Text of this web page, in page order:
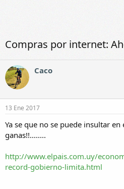
Compras por internet:
Caco
13 Ene 2017
Ya se que no se puede insultar
ganas!!........
http://www.elpais.com.uy/
record-gobierno-limita.html